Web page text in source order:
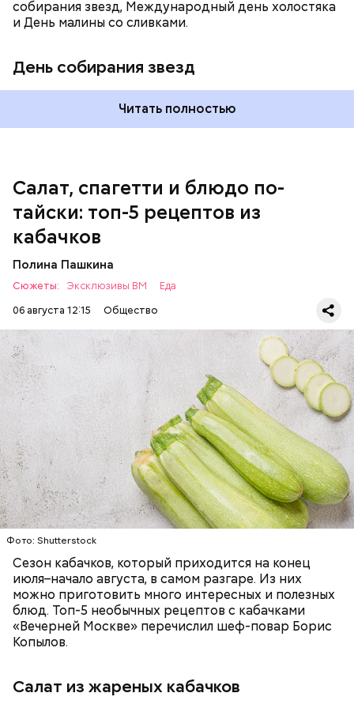
собирания звезд, Международный день холостяка
и День малины со сливками.
День собирания звезд
Читать полностью
Салат, спагетти и блюдо по-
тайски: топ-5 рецептов из
кабачков
Полина Пашкина
Сюжеты: Эксклюзивы ВМ
Еда
06 августа 12:15
Общество
Фото: Shutterstock
Сезон кабачков, который приходится на конец
июля–начало августа, в самом разгаре. Из них
можно приготовить много интересных и полезных
блюд. Топ-5 необычных рецептов с кабачками
«Вечерней Москве» перечислил шеф-повар Борис
Копылов.
Салат из жареных кабачков
Ингредиенты:
чеснок;
ЕДА ОВОЩИ РЕЦЕПТЫ
Вред дыни
Фото: Shutterstock
Однако диетолог предупредила: не для всех дыня
может быть полезна. В первую очередь ее стоит
есть с осторожностью людям: